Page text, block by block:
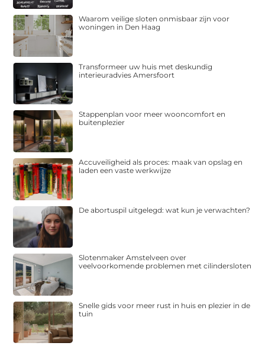
Waarom veilige sloten onmisbaar zijn voor
woningen in Den Haag
Transformeer uw huis met deskundig
interieuradvies Amersfoort
Stappenplan voor meer wooncomfort en
buitenplezier
Accuveiligheid als proces: maak van opslag en
laden een vaste werkwijze
De abortuspil uitgelegd: wat kun je verwachten?
Slotenmaker Amstelveen over
veelvoorkomende problemen met cilindersloten
Snelle gids voor meer rust in huis en plezier in de
tuin